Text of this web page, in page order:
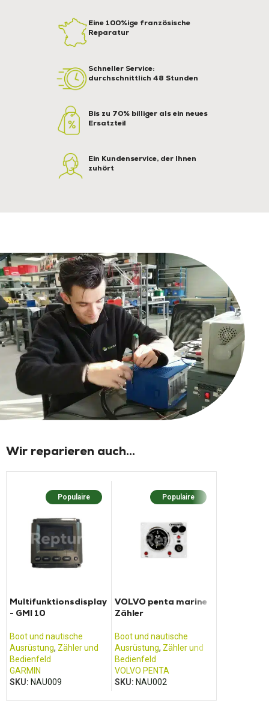
Eine 100%ige französische
Reparatur
Schneller Service:
durchschnittlich 48 Stunden
Bis zu 70% billiger als ein neues
Ersatzteil
Ein Kundenservice, der Ihnen
zuhört
Wir reparieren auch...
Populaire
Multifunktionsdisplay
- GMI 10
Boot und nautische
Ausrüstung, Zähler und
Bedienfeld
GARMIN
SKU: NAU009
Populaire
VOLVO penta marine
Zähler
Boot und nautische
Ausrüstung, Zähler und
Bedienfeld
VOLVO PENTA
SKU: NAU002